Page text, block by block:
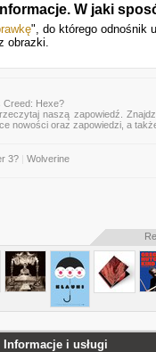
W jaki
", do którego odnośnik
obrazki.
Creed: Hexe?
naszą zapowiedź.
nowości oraz zapowiedzi, a
3? Wolverine
Informacje i usługi